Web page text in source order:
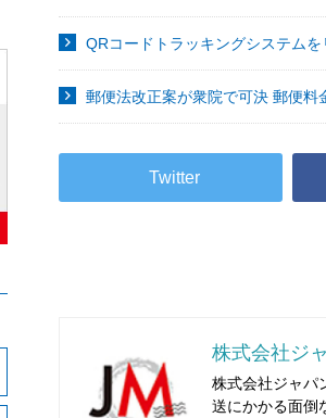
QRコードトラッキングシステムを
郵便法改正案が衆院で可決 郵便料
株式会社ジ
株式会社ジャパ
送にかかる面倒